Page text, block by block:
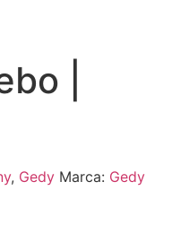
|
, Gedy Marca: Gedy